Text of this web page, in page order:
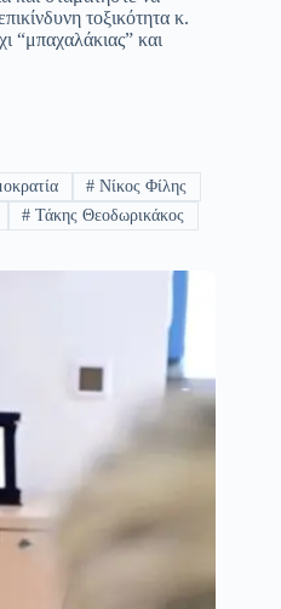
τοξικότητα κ.
“μπαχαλάκιας” και
# Νίκος Φίλης
# Τάκης Θεοδωρικάκος